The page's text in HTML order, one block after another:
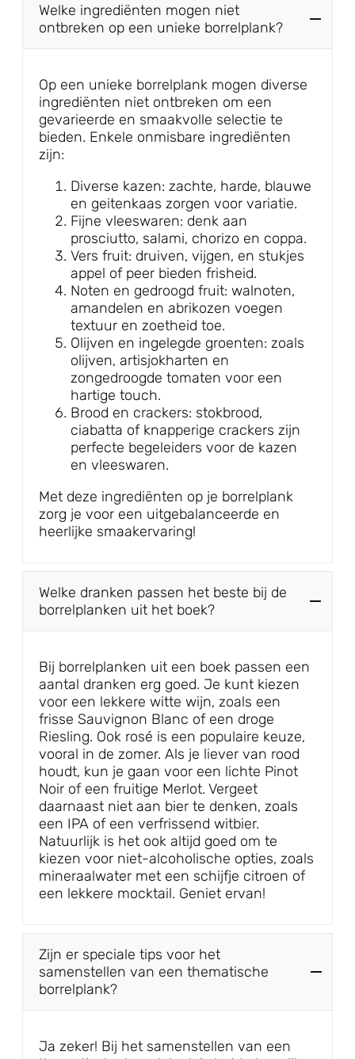
Welke ingrediënten mogen niet
ontbreken op een unieke borrelplank?
Op een unieke borrelplank mogen diverse
ingrediënten niet ontbreken om een
gevarieerde en smaakvolle selectie te
bieden. Enkele onmisbare ingrediënten
zijn:
Diverse kazen: zachte, harde, blauwe
en geitenkaas zorgen voor variatie.
Fijne vleeswaren: denk aan
prosciutto, salami, chorizo en coppa.
Vers fruit: druiven, vijgen, en stukjes
appel of peer bieden frisheid.
Noten en gedroogd fruit: walnoten,
amandelen en abrikozen voegen
textuur en zoetheid toe.
Olijven en ingelegde groenten: zoals
olijven, artisjokharten en
zongedroogde tomaten voor een
hartige touch.
Brood en crackers: stokbrood,
ciabatta of knapperige crackers zijn
perfecte begeleiders voor de kazen
en vleeswaren.
Met deze ingrediënten op je borrelplank
zorg je voor een uitgebalanceerde en
heerlijke smaakervaring!
Welke dranken passen het beste bij de
borrelplanken uit het boek?
Bij borrelplanken uit een boek passen een
aantal dranken erg goed. Je kunt kiezen
voor een lekkere witte wijn, zoals een
frisse Sauvignon Blanc of een droge
Riesling. Ook rosé is een populaire keuze,
vooral in de zomer. Als je liever van rood
houdt, kun je gaan voor een lichte Pinot
Noir of een fruitige Merlot. Vergeet
daarnaast niet aan bier te denken, zoals
een IPA of een verfrissend witbier.
Natuurlijk is het ook altijd goed om te
kiezen voor niet-alcoholische opties, zoals
mineraalwater met een schijfje citroen of
een lekkere mocktail. Geniet ervan!
Zijn er speciale tips voor het
samenstellen van een thematische
borrelplank?
Ja zeker! Bij het samenstellen van een